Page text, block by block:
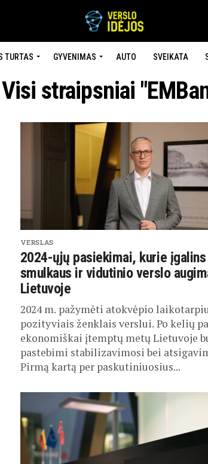
TURTAS GYVENIMAS AUTO SVEIKATA
Visi straipsniai
VERSLAS
2024-ųjų pasiekimai, kurie įgalins
smulkaus ir vidutinio verslo
Lietuvoje
2024 m. pažymėti atokvėpio
pozityviais ženklais verslui. Po kelių
ekonomiškai įtemptų metų Lietuvoje
pastebimi stabilizavimosi bei
Pirmą kartą per paskutiniuosius...